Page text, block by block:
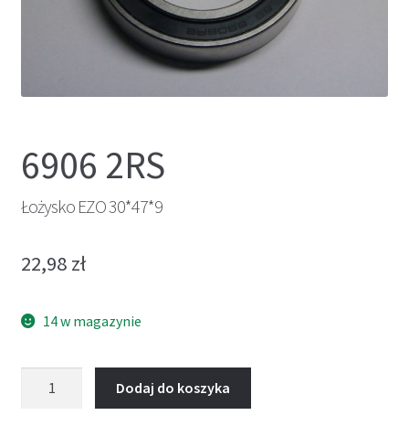
6906 2RS
Łożysko EZO 30*47*9
22,98 zł
14 w magazynie
Dodaj do koszyka